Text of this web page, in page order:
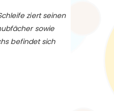
ziert seinen
sowie
befindet sich